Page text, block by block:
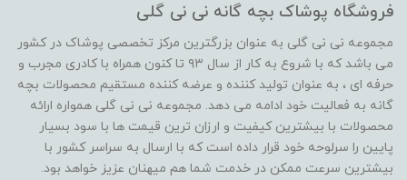
فروشگاه پوشاک بچه گانه نی نی گلی
مجموعه نی نی گلی به عنوان بزرگترین مرکز تخصصی پوشاک در کشور
می باشد که با شروع به کار از سال ۹۳ تا کنون همراه با کادری مجرب و
حرفه ای ، به عنوان تولید کننده و عرضه کننده مستقیم محصولات بچه
گانه به فعالیت خود ادامه می دهد. مجموعه نی نی گلی همواره ارائه
محصولات با بیشترین کیفیت و ارزان ترین قیمت ها با سود بسیار
پایین را سرلوحه خود قرار داده است که با ارسال به سراسر کشور با
بیشترین سرعت ممکن در خدمت شما هم میهنان عزیز خواهد بود.